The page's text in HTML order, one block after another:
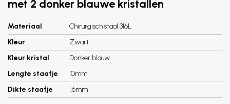
met 2 donker blauwe kristallen
Materiaal
Chirurgisch staal 316L
Kleur
Zwart
Kleur kristal
Donker blauw
Lengte staafje
10mm
Dikte staafje
1.6mm